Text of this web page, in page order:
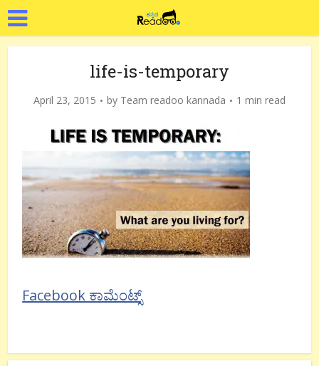
life-is-temporary
April 23, 2015 by Team readoo kannada 1 min read
Facebook ಕಾಮೆಂಟ್ಸ್